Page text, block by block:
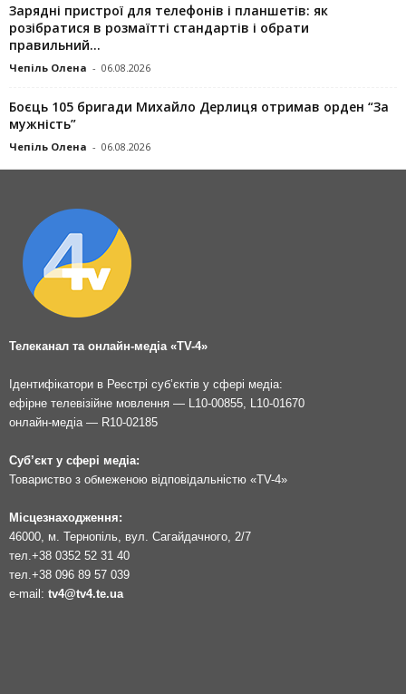
Зарядні пристрої для телефонів і планшетів: як
розібратися в розмаїтті стандартів і обрати
правильний...
Чепіль Олена - 06.08.2026
Боєць 105 бригади Михайло Дерлиця отримав орден “За
мужність”
Чепіль Олена - 06.08.2026
Телеканал та онлайн-медіа «TV-4»
Ідентифікатори в Реєстрі суб’єктів у сфері медіа:
ефірне телевізійне мовлення — L10-00855, L10-01670
онлайн-медіа — R10-02185
Суб’єкт у сфері медіа:
Товариство з обмеженою відповідальністю «TV-4»
Місцезнаходження:
46000, м. Тернопіль, вул. Сагайдачного, 2/7
тел. +38 0352 52 31 40
тел. +38 096 89 57 039
e-mail: tv4@tv4.te.ua